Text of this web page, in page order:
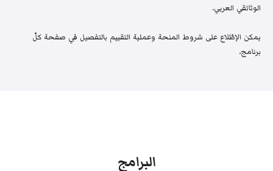
الوثائقي العربي.
يمكن الإطّلاع على شروط المنحة وعملية التقييم بالتفصيل في صفحة كلّ
برنامج.
البرامج